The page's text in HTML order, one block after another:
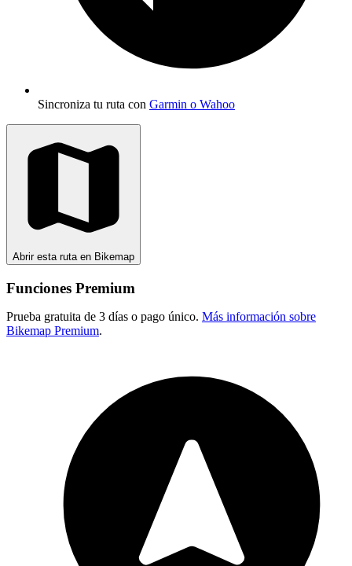
Sincroniza tu ruta con Garmin o Wahoo
Abrir esta ruta en Bikemap
Funciones Premium
Prueba gratuita de 3 días o pago único. Más información sobre
Bikemap Premium.